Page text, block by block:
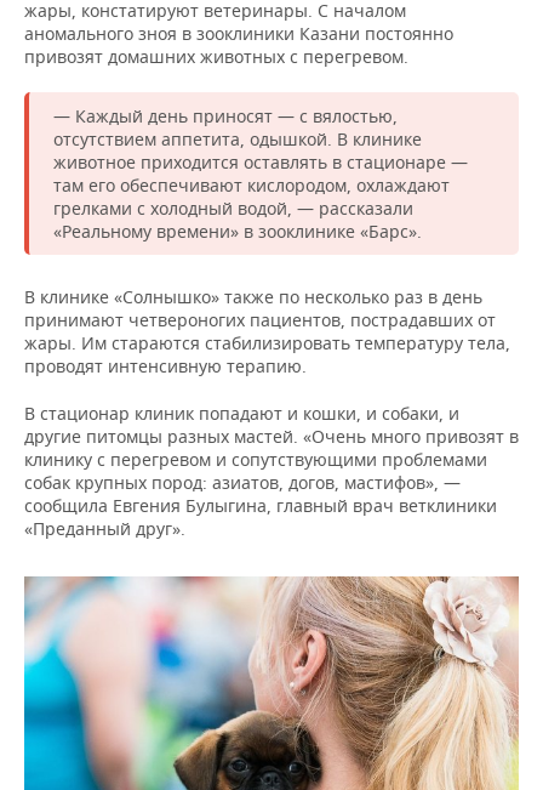
жары, констатируют ветеринары. С началом
аномального зноя в зооклиники Казани постоянно
привозят домашних животных с перегревом.
— Каждый день приносят — с вялостью,
отсутствием аппетита, одышкой. В клинике
животное приходится оставлять в стационаре —
там его обеспечивают кислородом, охлаждают
грелками с холодный водой, — рассказали
«Реальному времени» в зооклинике «Барс».
В клинике «Солнышко» также по несколько раз в день
принимают четвероногих пациентов, пострадавших от
жары. Им стараются стабилизировать температуру тела,
проводят интенсивную терапию.
В стационар клиник попадают и кошки, и собаки, и
другие питомцы разных мастей. «Очень много привозят в
клинику с перегревом и сопутствующими проблемами
собак крупных пород: азиатов, догов, мастифов», —
сообщила Евгения Булыгина, главный врач ветклиники
«Преданный друг».